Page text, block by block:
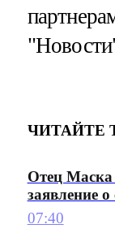
ЧИТАЙТЕ
Отец Маска
заявление
07:40